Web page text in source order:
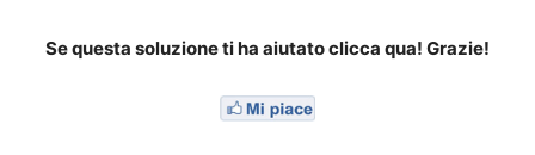
Se questa soluzione ti ha aiutato clicca qua! Grazie!